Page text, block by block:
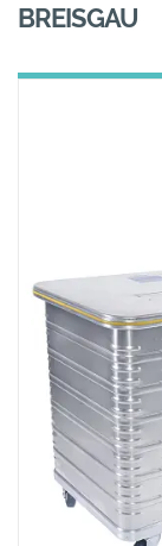
BREISGAU